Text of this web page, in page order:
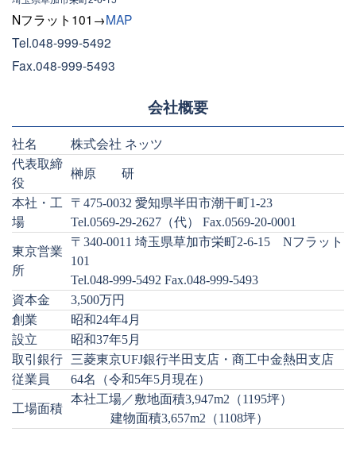
Nフラット101 →MAP
Tel.048-999-5492
Fax.048-999-5493
会社概要
社名
株式会社 ネッツ
代表取締
役
榊原 研
本社・工
場
〒475-0032 愛知県半田市潮干町1-23
Tel.0569-29-2627（代） Fax.0569-20-0001
東京営業
所
〒340-0011 埼玉県草加市栄町2-6-15 Nフラット
101
Tel.048-999-5492 Fax.048-999-5493
資本金
3,500万円
創業
昭和24年4月
設立
昭和37年5月
取引銀行
三菱東京UFJ銀行半田支店・商工中金熱田支店
従業員
64名（令和5年5月現在）
工場面積
本社工場／敷地面積3,947m2（1195坪）
建物面積3,657m2（1108坪）